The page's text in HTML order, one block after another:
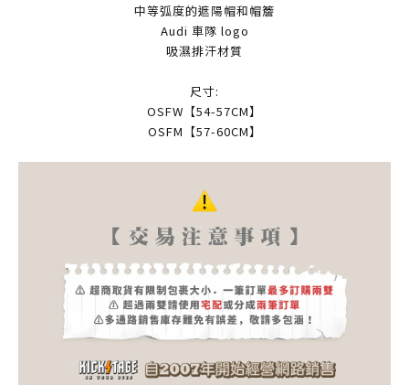
中等弧度的遮陽帽和帽簷
Audi 車隊 logo
吸濕排汗材質
尺寸:
OSFW【54-57CM】
OSFM【57-60CM】